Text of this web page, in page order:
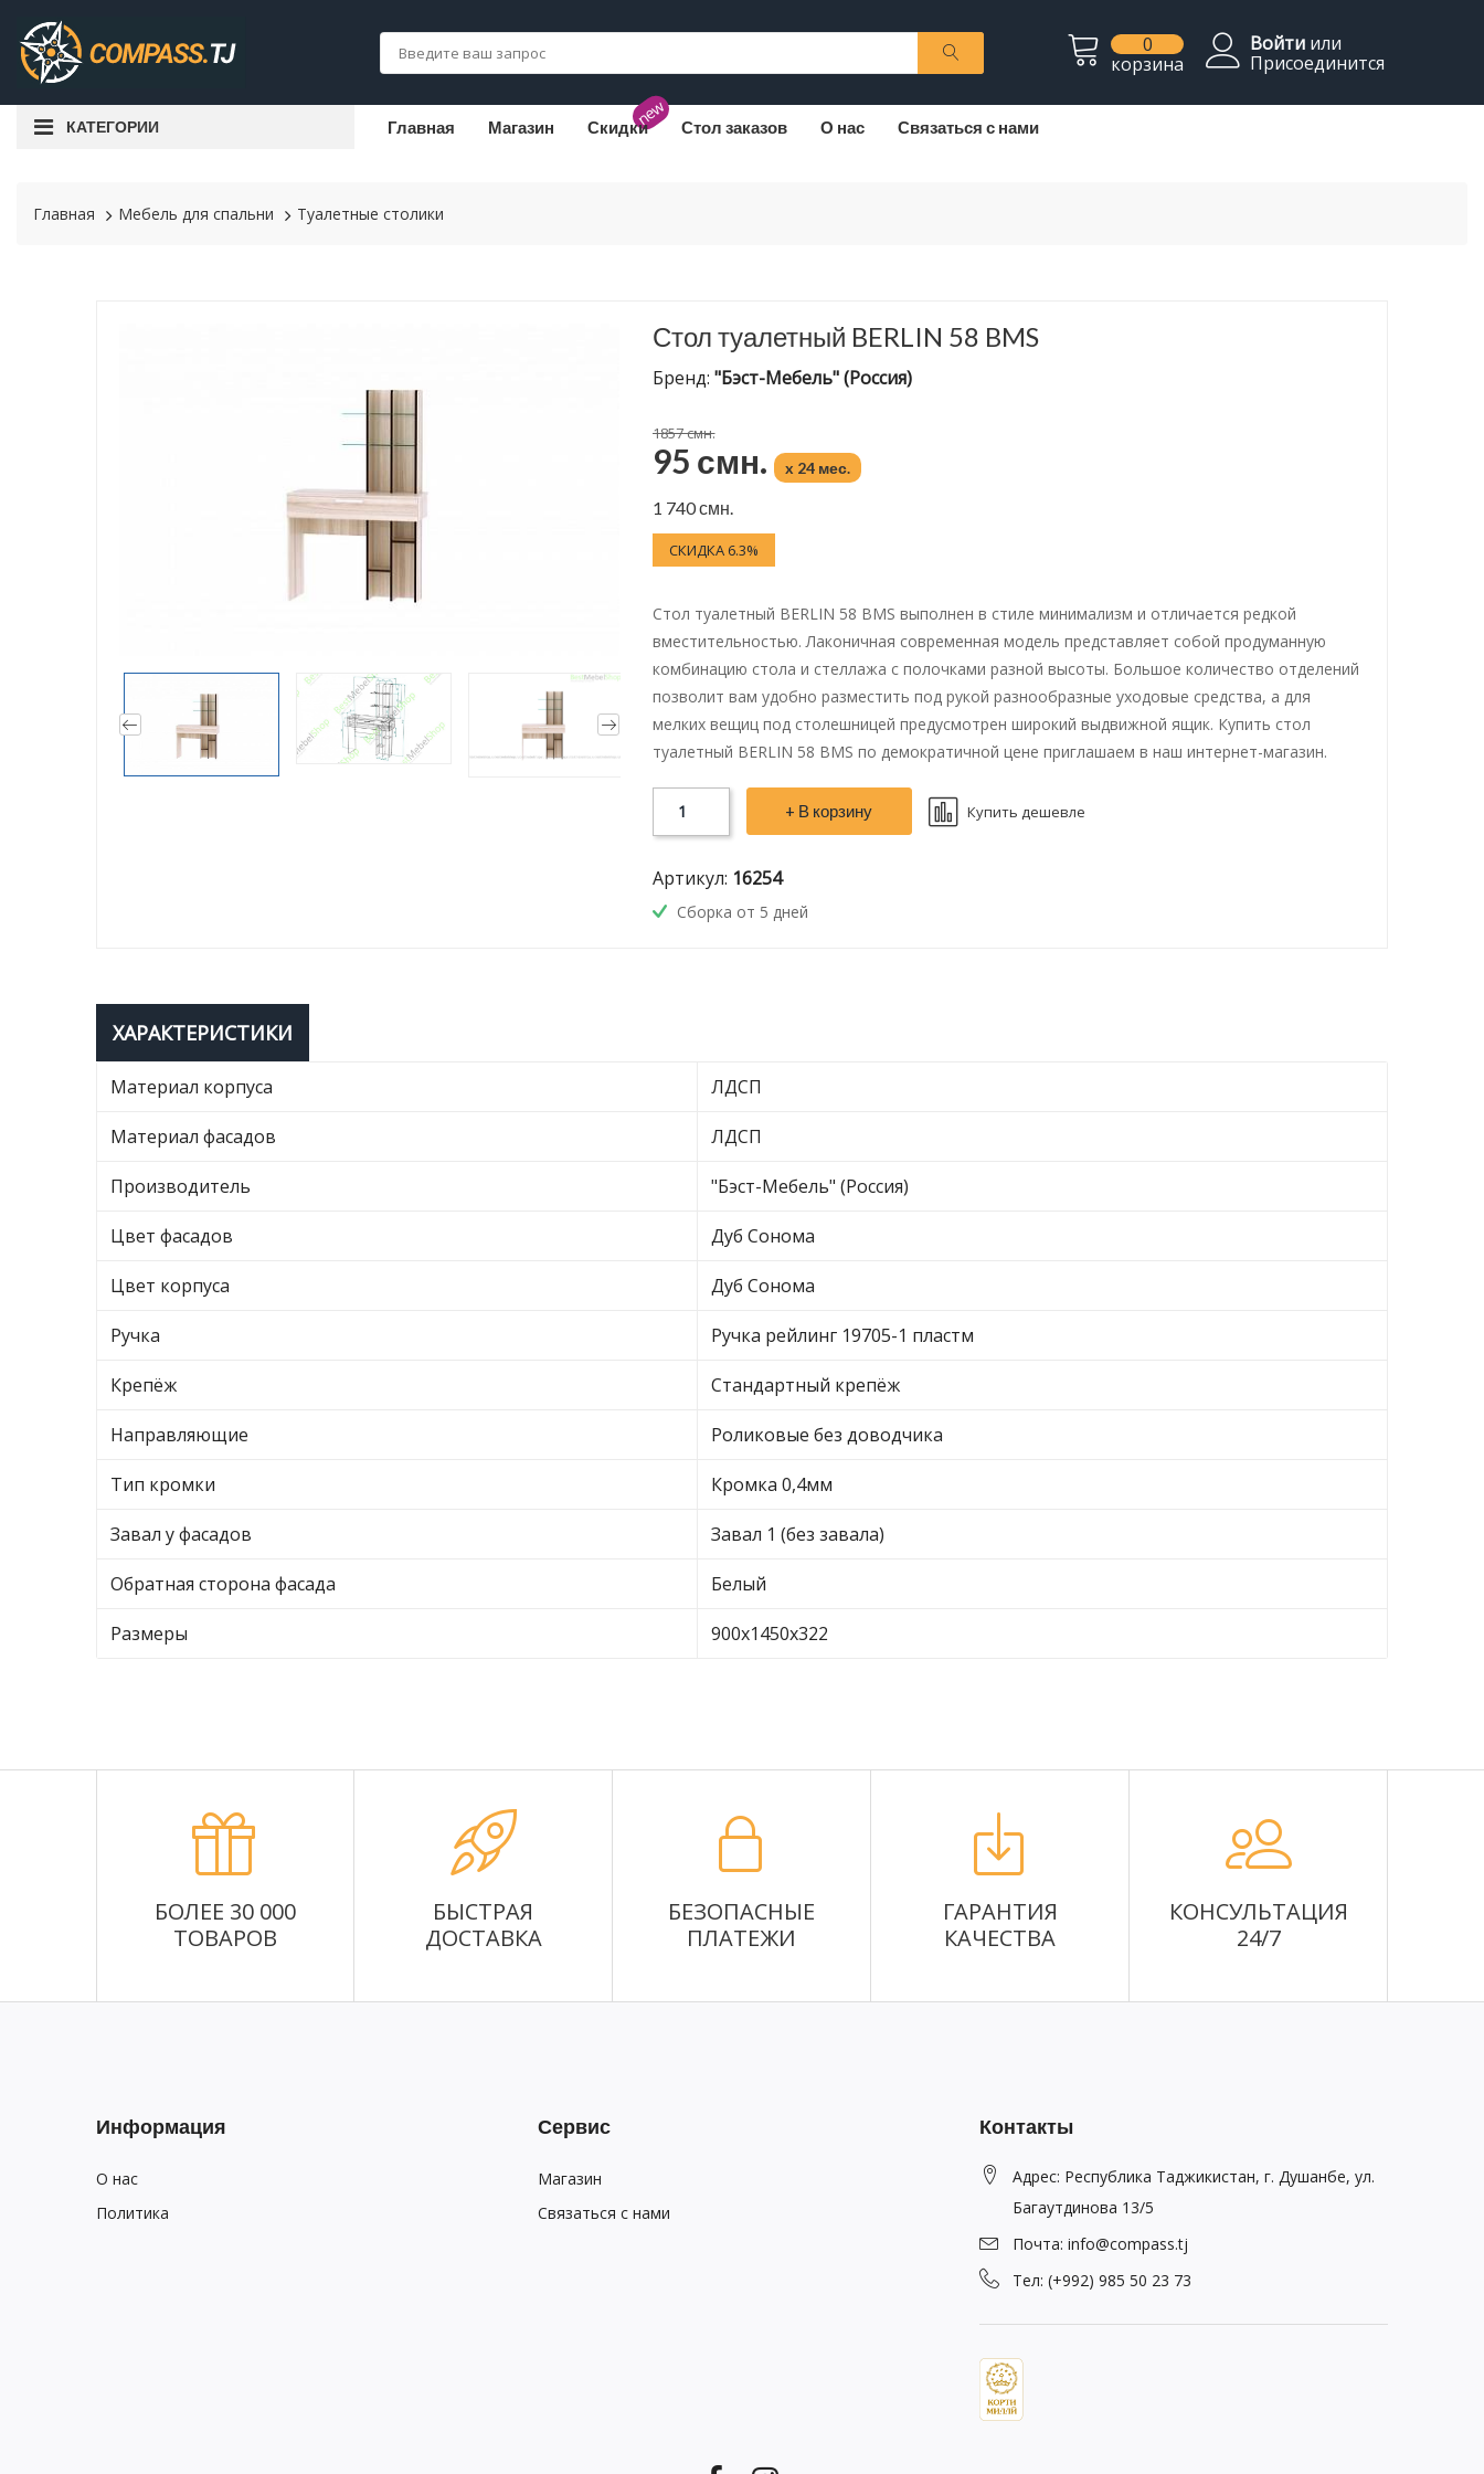
0
корзина
Войти или
Присоединится
КАТЕГОРИИ Главная Магазин new
Скидки Стол заказов О нас Связаться с нами
Главная Мебель для спальни Туалетные столики
Стол туалетный BERLIN 58 BMS
Бренд: "Бэст-Мебель" (Россия)
1857 смн.
95 смн. x 24 мес.
1 740 смн.
СКИДКА 6.3%
Стол туалетный BERLIN 58 BMS выполнен в стиле минимализм и отличается редкой
вместительностью. Лаконичная современная модель представляет собой продуманную
комбинацию стола и стеллажа с полочками разной высоты. Большое количество отделений
позволит вам удобно разместить под рукой разнообразные уходовые средства, а для
мелких вещиц под столешницей предусмотрен широкий выдвижной ящик. Купить стол
туалетный BERLIN 58 BMS по демократичной цене приглашаем в наш интернет-магазин.
+ В корзину Купить дешевле
Артикул: 16254
Сборка от 5 дней
ХАРАКТЕРИСТИКИ
Материал корпуса ЛДСП
Материал фасадов ЛДСП
Производитель "Бэст-Мебель" (Россия)
Цвет фасадов Дуб Сонома
Цвет корпуса Дуб Сонома
Ручка Ручка рейлинг 19705-1 пластм
Крепёж Стандартный крепёж
Направляющие Роликовые без доводчика
Тип кромки Кромка 0,4мм
Завал у фасадов Завал 1 (без завала)
Обратная сторона фасада Белый
Размеры 900х1450х322
БОЛЕЕ 30 000
ТОВАРОВ
БЫСТРАЯ
ДОСТАВКА
БЕЗОПАСНЫЕ
ПЛАТЕЖИ
ГАРАНТИЯ
КАЧЕСТВА
КОНСУЛЬТАЦИЯ
24/7
Информация
О нас
Политика
Сервис
Магазин
Связаться с нами
Контакты
Адрес: Республика Таджикистан, г. Душанбе, ул.
Багаутдинова 13/5
Почта: info@compass.tj
Тел: (+992) 985 50 23 73